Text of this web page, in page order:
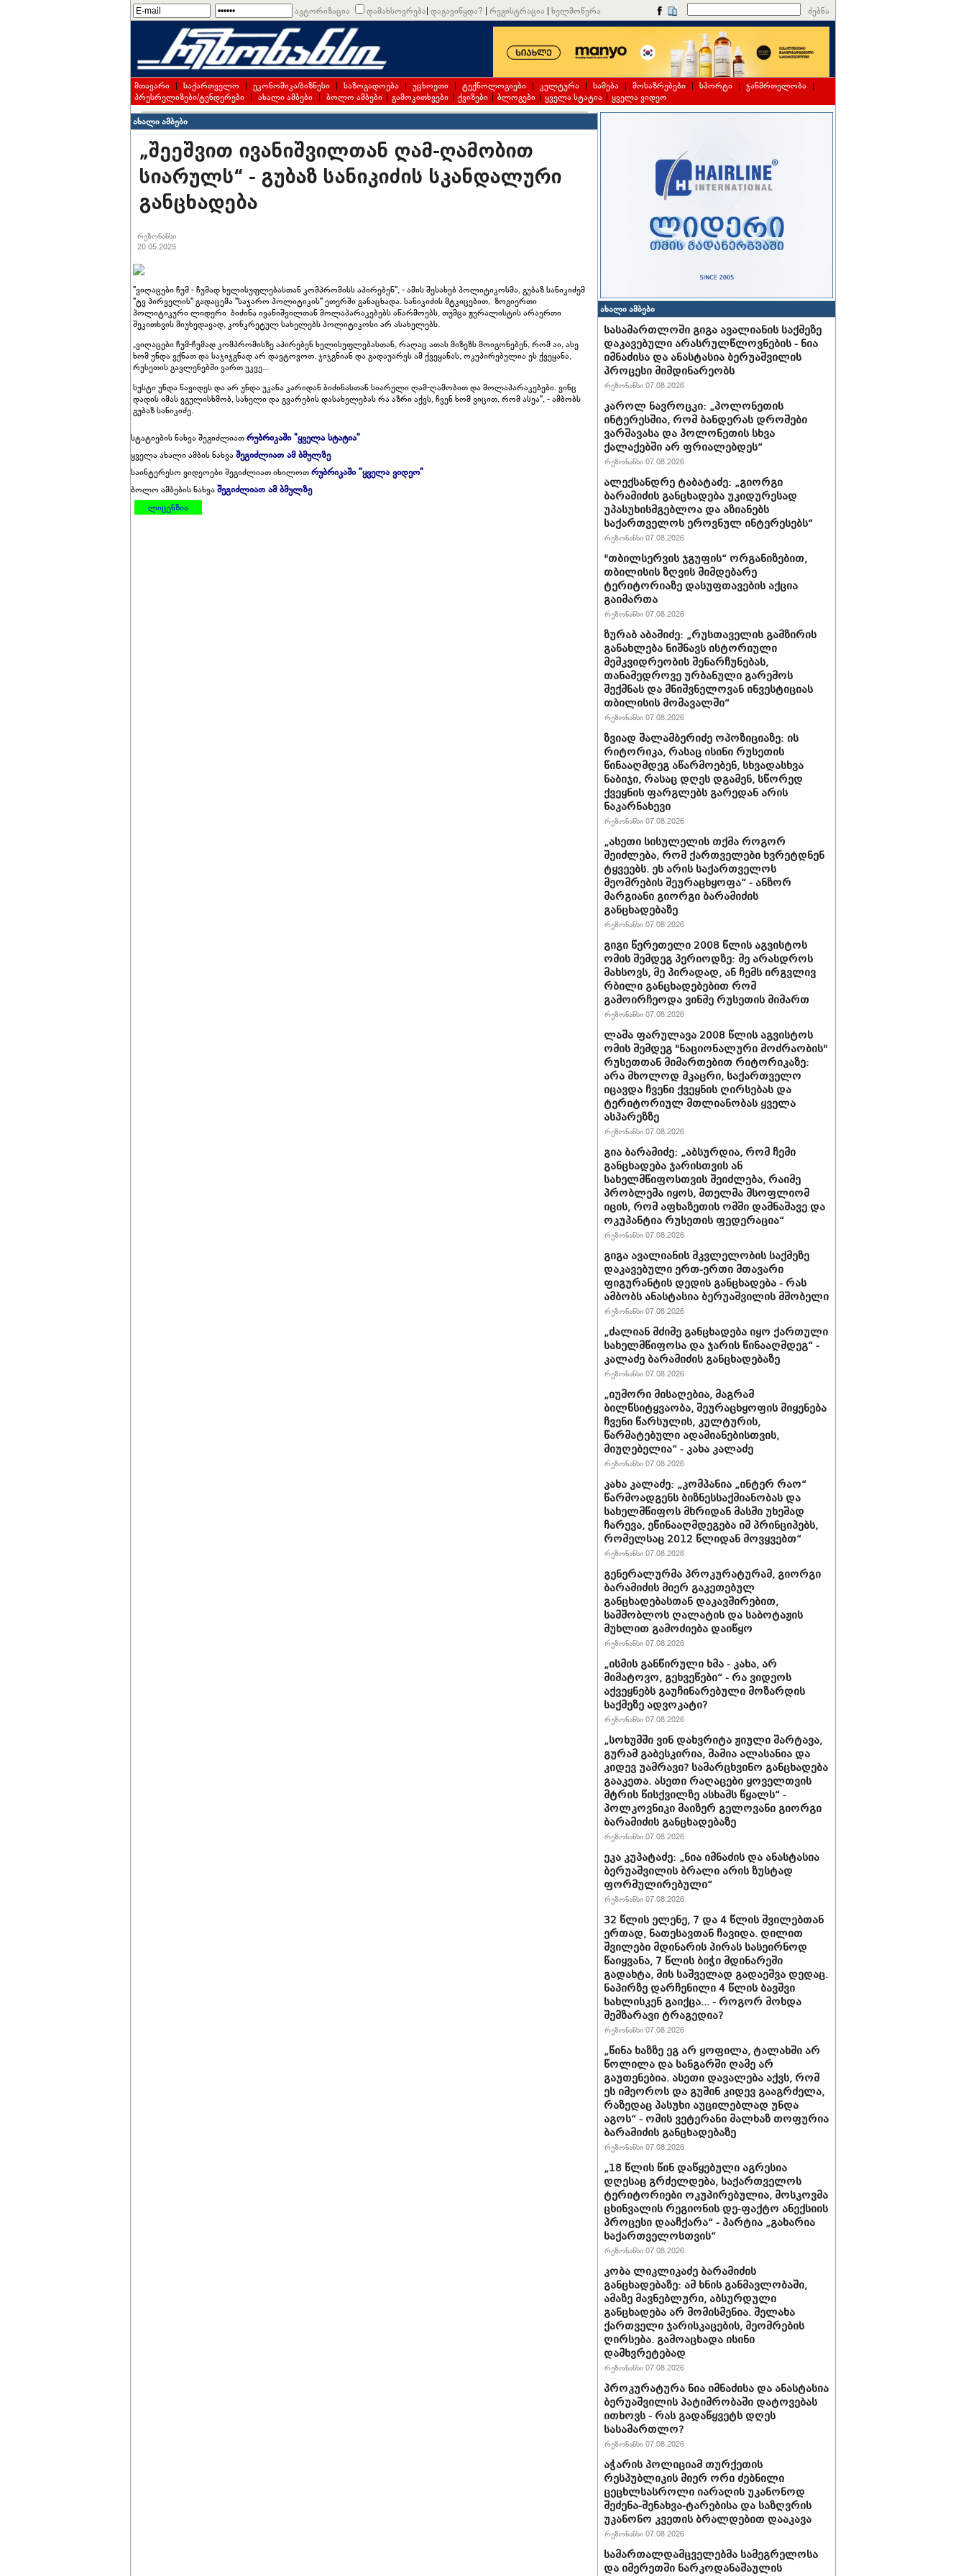
ავტორიზაცია დამახსოვრება| დაგავიწყდა? | რეგისტრაცია | ხელმოწერა ძებნა
მთავარი | საქართველო | ეკონომიკა/ბიზნესი | საზოგადოება | უცხოეთი | ტექნოლოგიები | კულტურა | სამება | მოსაზრებები | სპორტი | ჯანმრთელობა |
პრესრელიზები/ტენდერები | ახალი ამბები | ბოლო ამბები | გამოკითხვები | ქვიზები | ბლოგები | ყველა სტატია | ყველა ვიდეო
ახალი ამბები
„შეეშვით ივანიშვილთან ღამ-ღამობით
სიარულს“ - გუბაზ სანიკიძის სკანდალური
განცხადება
რეზონანსი
20.05.2025
"ვიღაცები ჩუმ - ჩუმად ხელისუფლებასთან კომპრომისს აპირებენ", - ამის შესახებ პოლიტიკოსმა, გუბაზ სანიკიძემ
"ტვ პირველის" გადაცემა "საჯარო პოლიტიკის" ეთერში განაცხადა. სანიკიძის მტკიცებით, ზოგიერთი
პოლიტიკური ლიდერი ბიძინა ივანიშვილთან მოლაპარაკებებს აწარმოებს, თუმცა ჟურალისტის არაერთი
შეკითხვის მიუხედავად, კონკრეტულ სახელებს პოლიტიკოსი არ ასახელებს.
„ვიღაცები ჩუმ-ჩუმად კომპრომისზე აპირებენ ხელისუფლებასთან, რაღაც ათას მიზეზს მოიგონებენ, რომ აი, ასე
ხომ უნდა ვქნათ და საჯიჯგნად არ დავტოვოთ. ჯიჯგნიან და გადაუარეს ამ ქვეყანას, ოკუპირებულია ეს ქვეყანა,
რუსეთის გავლენებში ვართ უკვე...
სუსტი უნდა წავიდეს და არ უნდა უკანა კარიდან ბიძინასთან სიარული ღამ-ღამობით და მოლაპარაკებები. ვინც
დადის იმას ვგულისხმობ, სახელი და გვარების დასახელებას რა აზრი აქვს, ჩვენ ხომ ვიცით, რომ ასეა", - ამბობს
გუბაზ სანიკიძე.
სტატიების ნახვა შეგიძლიათრუბრიკაში "ყველა სტატია"
ყველა ახალი ამბის ნახვაშეგიძლიათ ამ ბმულზე
საინტერესო ვიდეოები შეგიძლიათ იხილოთრუბრიკაში "ყველა ვიდეო"
ბოლო ამბების ნახვაშეგიძლიათ ამ ბმულზე
ლიცენზია
ახალი ამბები
სასამართლოში გიგა ავალიანის საქმეზე
დაკავებული არასრულწლოვნების - ნია
იმნაძისა და ანასტასია ბერუაშვილის
პროცესი მიმდინარეობს
რეზონანსი 07.08.2026
კაროლ ნავროცკი: „პოლონეთის
ინტერესშია, რომ ბანდერას დროშები
ვარშავასა და პოლონეთის სხვა
ქალაქებში არ ფრიალებდეს“
რეზონანსი 07.08.2026
ალექსანდრე ტაბატაძე: „გიორგი
ბარამიძის განცხადება უკიდურესად
უპასუხისმგებლოა და აზიანებს
საქართველოს ეროვნულ ინტერესებს“
რეზონანსი 07.08.2026
"თბილსერვის ჯგუფის“ ორგანიზებით,
თბილისის ზღვის მიმდებარე
ტერიტორიაზე დასუფთავების აქცია
გაიმართა
რეზონანსი 07.08.2026
ზურაბ აბაშიძე: „რუსთაველის გამზირის
განახლება ნიშნავს ისტორიული
მემკვიდრეობის შენარჩუნებას,
თანამედროვე ურბანული გარემოს
შექმნას და მნიშვნელოვან ინვესტიციას
თბილისის მომავალში“
რეზონანსი 07.08.2026
ზვიად შალამბერიძე ოპოზიციაზე: ის
რიტორიკა, რასაც ისინი რუსეთის
წინააღმდეგ აწარმოებენ, სხვადასხვა
ნაბიჯი, რასაც დღეს დგამენ, სწორედ
ქვეყნის ფარგლებს გარედან არის
ნაკარნახევი
რეზონანსი 07.08.2026
„ასეთი სისულელის თქმა როგორ
შეიძლება, რომ ქართველები ხვრეტდნენ
ტყვეებს. ეს არის საქართველოს
მეომრების შეურაცხყოფა“ - ანზორ
მარგიანი გიორგი ბარამიძის
განცხადებაზე
რეზონანსი 07.08.2026
გიგი წერეთელი 2008 წლის აგვისტოს
ომის შემდეგ პერიოდზე: მე არასდროს
მახსოვს, მე პირადად, ან ჩემს ირგვლივ
რბილი განცხადებებით რომ
გამოირჩეოდა ვინმე რუსეთის მიმართ
რეზონანსი 07.08.2026
ლაშა ფარულავა 2008 წლის აგვისტოს
ომის შემდეგ "ნაციონალური მოძრაობის"
რუსეთთან მიმართებით რიტორიკაზე:
არა მხოლოდ მკაცრი, საქართველო
იცავდა ჩვენი ქვეყნის ღირსებას და
ტერიტორიულ მთლიანობას ყველა
ასპარეზზე
რეზონანსი 07.08.2026
გია ბარამიძე: „აბსურდია, რომ ჩემი
განცხადება ჯარისთვის ან
სახელმწიფოსთვის შეიძლება, რაიმე
პრობლემა იყოს, მთელმა მსოფლიომ
იცის, რომ აფხაზეთის ომში დამნაშავე და
ოკუპანტია რუსეთის ფედერაცია“
რეზონანსი 07.08.2026
გიგა ავალიანის მკვლელობის საქმეზე
დაკავებული ერთ-ერთი მთავარი
ფიგურანტის დედის განცხადება - რას
ამბობს ანასტასია ბერუაშვილის მშობელი
რეზონანსი 07.08.2026
„ძალიან მძიმე განცხადება იყო ქართული
სახელმწიფოსა და ჯარის წინააღმდეგ“ -
კალაძე ბარამიძის განცხადებაზე
რეზონანსი 07.08.2026
„იუმორი მისაღებია, მაგრამ
ბილწსიტყვაობა, შეურაცხყოფის მიყენება
ჩვენი წარსულის, კულტურის,
წარმატებული ადამიანებისთვის,
მიუღებელია“ - კახა კალაძე
რეზონანსი 07.08.2026
კახა კალაძე: „კომპანია „ინტერ რაო“
წარმოადგენს ბიზნესსაქმიანობას და
სახელმწიფოს მხრიდან მასში უხეშად
ჩარევა, ეწინააღმდეგება იმ პრინციპებს,
რომელსაც 2012 წლიდან მოვყვებთ“
რეზონანსი 07.08.2026
გენერალურმა პროკურატურამ, გიორგი
ბარამიძის მიერ გაკეთებულ
განცხადებასთან დაკავშირებით,
სამშობლოს ღალატის და საბოტაჟის
მუხლით გამოძიება დაიწყო
რეზონანსი 07.08.2026
„ისმის განწირული ხმა - კახა, არ
მიმატოვო, გეხვეწები“ - რა ვიდეოს
აქვეყნებს გაუჩინარებული მოზარდის
საქმეზე ადვოკატი?
რეზონანსი 07.08.2026
„სოხუმში ვინ დახვრიტა ჟიული შარტავა,
გურამ გაბესკირია, მამია ალასანია და
კიდევ უამრავი? სამარცხვინო განცხადება
გააკეთა. ასეთი რაღაცები ყოველთვის
მტრის წისქვილზე ასხამს წყალს“ -
პოლკოვნიკი მაიზერ გელოვანი გიორგი
ბარამიძის განცხადებაზე
რეზონანსი 07.08.2026
ეკა კუპატაძე: „ნია იმნაძის და ანასტასია
ბერუაშვილის ბრალი არის ზუსტად
ფორმულირებული“
რეზონანსი 07.08.2026
32 წლის ელენე, 7 და 4 წლის შვილებთან
ერთად, ნათესავთან ჩავიდა. დილით
შვილები მდინარის პირას სასეირნოდ
წაიყვანა, 7 წლის ბიჭი მდინარეში
გადახტა, მის საშველად გადაეშვა დედაც.
ნაპირზე დარჩენილი 4 წლის ბავშვი
სახლისკენ გაიქცა... - როგორ მოხდა
შემზარავი ტრაგედია?
რეზონანსი 07.08.2026
„წინა ხაზზე ეგ არ ყოფილა, ტალახში არ
წოლილა და სანგარში ღამე არ
გაუთენებია. ასეთი დავალება აქვს, რომ
ეს იმეოროს და გუშინ კიდევ გააგრძელა,
რაზედაც პასუხი აუცილებლად უნდა
აგოს“ - ომის ვეტერანი მალხაზ თოფურია
ბარამიძის განცხადებაზე
რეზონანსი 07.08.2026
„18 წლის წინ დაწყებული აგრესია
დღესაც გრძელდება, საქართველოს
ტერიტორიები ოკუპირებულია, მოსკოვმა
ცხინვალის რეგიონის დე-ფაქტო ანექსიის
პროცესი დააჩქარა“ - პარტია „გახარია
საქართველოსთვის“
რეზონანსი 07.08.2026
კობა ლიკლიკაძე ბარამიძის
განცხადებაზე: ამ ხნის განმავლობაში,
ამაზე მავნებლური, აბსურდული
განცხადება არ მომისმენია. შელახა
ქართველი ჯარისკაცების, მეომრების
ღირსება. გამოაცხადა ისინი
დამხვრეტებად
რეზონანსი 07.08.2026
პროკურატურა ნია იმნაძისა და ანასტასია
ბერუაშვილის პატიმრობაში დატოვებას
ითხოვს - რას გადაწყვეტს დღეს
სასამართლო?
რეზონანსი 07.08.2026
აჭარის პოლიციამ თურქეთის
რესპუბლიკის მიერ ორი ძებნილი
ცეცხლსასროლი იარაღის უკანონოდ
შეძენა-შენახვა-ტარებისა და საზღვრის
უკანონო კვეთის ბრალდებით დააკავა
რეზონანსი 07.08.2026
სამართალდამცველებმა სამეგრელოსა
და იმერეთში ნარკოდანაშაულის